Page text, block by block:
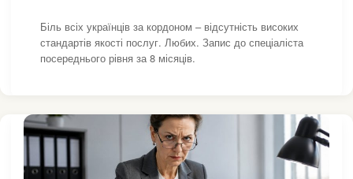
Біль всіх українців за кордоном – відсутність високих
стандартів якості послуг. Любих. Запис до спеціаліста
посереднього рівня за 8 місяців.